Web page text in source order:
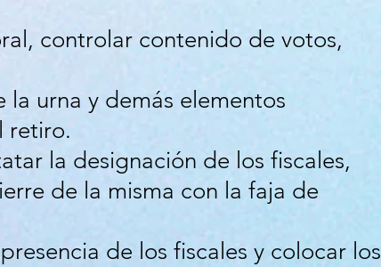
controlar contenido de votos,
la urna y demás elementos
retiro.
la designación de los fiscales,
de la misma con la faja de
de los fiscales y colocar los